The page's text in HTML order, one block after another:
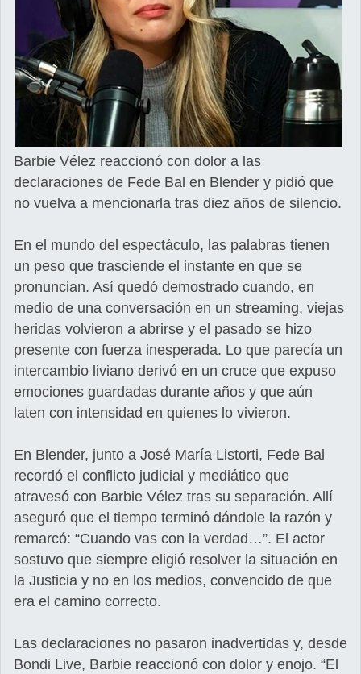
Barbie Vélez reaccionó con dolor a las
declaraciones de Fede Bal en Blender y pidió que
no vuelva a mencionarla tras diez años de silencio.
En el mundo del espectáculo, las palabras tienen
un peso que trasciende el instante en que se
pronuncian. Así quedó demostrado cuando, en
medio de una conversación en un streaming, viejas
heridas volvieron a abrirse y el pasado se hizo
presente con fuerza inesperada. Lo que parecía un
intercambio liviano derivó en un cruce que expuso
emociones guardadas durante años y que aún
laten con intensidad en quienes lo vivieron.
En Blender, junto a José María Listorti, Fede Bal
recordó el conflicto judicial y mediático que
atravesó con Barbie Vélez tras su separación. Allí
aseguró que el tiempo terminó dándole la razón y
remarcó: “Cuando vas con la verdad…”. El actor
sostuvo que siempre eligió resolver la situación en
la Justicia y no en los medios, convencido de que
era el camino correcto.
Las declaraciones no pasaron inadvertidas y, desde
Bondi Live, Barbie reaccionó con dolor y enojo. “El